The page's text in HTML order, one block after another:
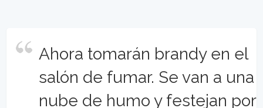
Ahora tomarán brandy en el
salón de fumar. Se van a una
nube de humo y festejan por